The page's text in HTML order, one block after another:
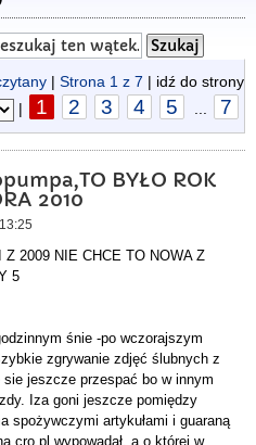
| Strona 1 z 7 | idź do strony
|
1 2 3 4 5 7
BYŁO ROK
2010
2009 NIE CHCE TO NOWA Z
5
śnie -po wczorajszym
zgrywanie zdjęć ślubnych z
jeszcze przespać bo w innym
Iza goni jeszcze pomiędzy
spożywczymi artykułami i guaraną
cro.pl wypowadał, a o której w